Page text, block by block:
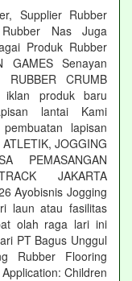
Supplier Rubber
Nas Juga
Produk Rubber
GAMES Senayan
CRUMB
iklan produk baru
lantai Kami
lapisan
JOGGING
PEMASANGAN
JAKARTA
Ayobisnis Jogging
laun atau fasilitas
olah raga lari ini
PT Bagus Unggul
Rubber Flooring
Children